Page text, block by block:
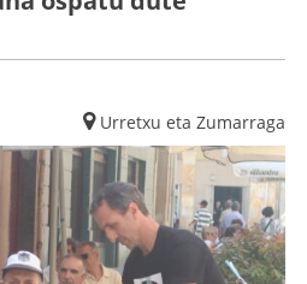
Urretxu eta Zumarraga